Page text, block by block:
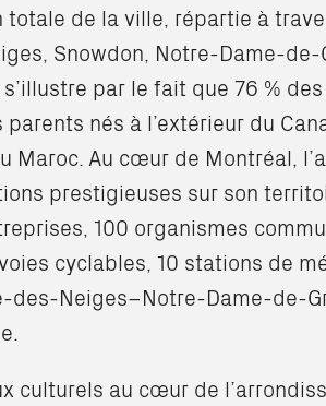
totale de la ville, répartie à
Snowdon, Notre-Dame-de-
par le fait que 76 %
parents nés à l’extérieur du
Maroc. Au cœur de Montréal,
prestigieuses sur son
100 organismes
cyclables, 10 stations de
des-Neiges–Notre-Dame-de-
culturels au cœur de